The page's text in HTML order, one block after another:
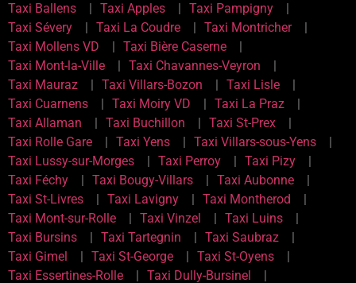
Taxi Ballens
Taxi Apples
Taxi Pampigny
Taxi Sévery
Taxi La Coudre
Taxi Montricher
Taxi Mollens VD
Taxi Bière Caserne
Taxi Mont-la-Ville
Taxi Chavannes-Veyron
Taxi Mauraz
Taxi Villars-Bozon
Taxi Lisle
Taxi Cuarnens
Taxi Moiry VD
Taxi La Praz
Taxi Allaman
Taxi Buchillon
Taxi St-Prex
Taxi Rolle Gare
Taxi Yens
Taxi Villars-sous-Yens
Taxi Lussy-sur-Morges
Taxi Perroy
Taxi Pizy
Taxi Féchy
Taxi Bougy-Villars
Taxi Aubonne
Taxi St-Livres
Taxi Lavigny
Taxi Montherod
Taxi Mont-sur-Rolle
Taxi Vinzel
Taxi Luins
Taxi Bursins
Taxi Tartegnin
Taxi Saubraz
Taxi Gimel
Taxi St-George
Taxi St-Oyens
Taxi Essertines-Rolle
Taxi Dully-Bursinel